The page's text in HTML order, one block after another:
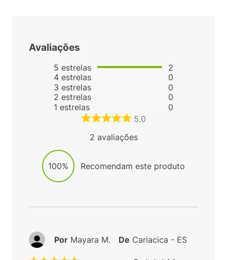
Avaliações
5 estrelas
4 estrelas
3 estrelas
2 estrelas
1 estrelas
2
0
0
0
0
5.0
2 avaliações
100% Recomendam este produto
Por Mayara M. De Cariacica - ES